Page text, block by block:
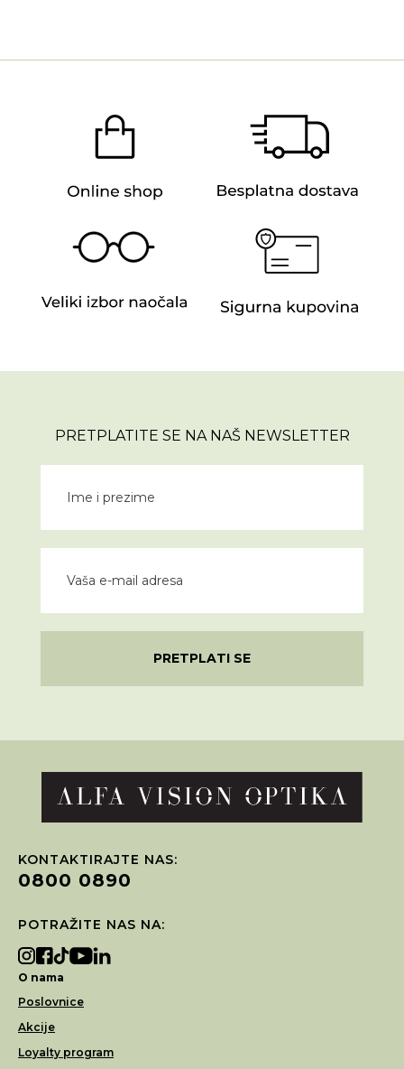
PRETPLATITE SE NA NAŠ NEWSLETTER
PRETPLATI SE
KONTAKTIRAJTE NAS:
0800 0890
POTRAŽITE NAS NA:
O nama
Poslovnice
Akcije
Loyalty program